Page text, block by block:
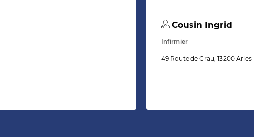
Cousin Ingrid
Infirmier
49 Route de Crau, 13200 Arles